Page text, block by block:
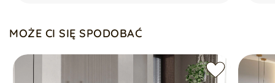
Automaty sprężynowe wspomagające otwieranie
MOŻE CI SIĘ SPODOBAĆ